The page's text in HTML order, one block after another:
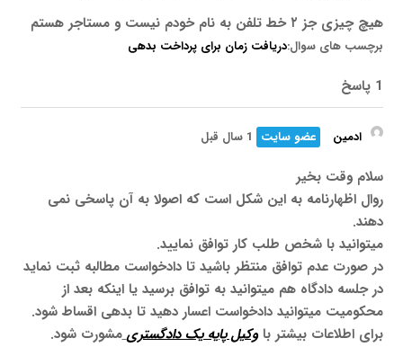
هیچ چیزی جز ۲ خط تلفن به نام خودم نیست و مستاجر هستم
برچسب های سوال:دریافت زمان برای پرداخت بدهی
1 پاسخ
ادمین عضو سایت
سلام وقت بخیر
روال اظهارنامه به این شکل است که اصولا به آن پاسخی نمی
دهند.
میتوانید با شخص طلب کار توافق نمایید.
در صورت عدم توافق منتظر باشید تا دادخواست مطالبه ثبت نماید
در جلسه دادگاه هم میتوانید به توافق برسید یا اینکه بعد از
محکومیت میتوانید دادخواست اعسار دهید تا بدهی اقساط شود.
برای اطلاعات بیشتر باوکیل پایه یک دادگستری مشورت شود.